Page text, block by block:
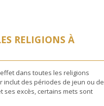
RELIGIONS À
dans toutes les religions
inclut des périodes de jeun ou de
ses excès, certains mets sont